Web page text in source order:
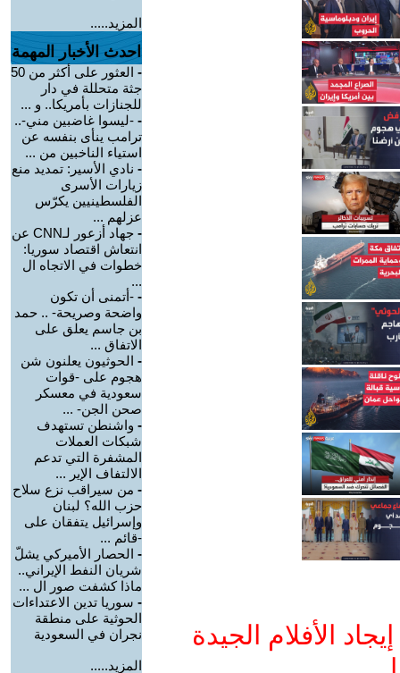
الأفلام الجيدة
المزيد.....
احدث الأخبار المهمة
-
العثور على أكثر من 50
جثة متحللة في دار
للجنازات بأمريكا.. و ...
- -ليسوا غاضبين مني-..
ترامب ينأى بنفسه عن
استياء الناخبين من ...
- نادي الأسير: تمديد منع
زيارات الأسرى
الفلسطينيين يكرّس
عزلهم ...
-
جهاد أزعور لـCNN عن
انتعاش اقتصاد سوريا:
خطوات في الاتجاه ال
...
- -أتمنى أن تكون
واضحة وصريحة- .. حمد
بن جاسم يعلق على
الاتفاق ...
- الحوثيون يعلنون شن
هجوم على -قوات
سعودية في معسكر
صحن الجن- ...
- واشنطن تستهدف
شبكات العملات
المشفرة التي تدعم
الالتفاف الإير ...
- من سيراقب نزع سلاح
حزب الله؟ لبنان
وإسرائيل يتفقان على
-قائم ...
- الحصار الأميركي يشلّ
شريان النفط الإيراني..
ماذا كشفت صور ال ...
- سوريا تدين الاعتداءات
الحوثية على منطقة
نجران في السعودية
المزيد.....